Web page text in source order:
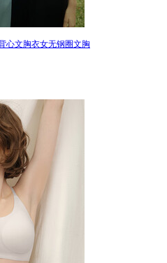
心文胸衣女无钢圈文胸